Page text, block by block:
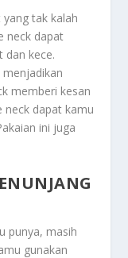
tak kalah
neck dapat
dan kece.
memberi kesan
neck dapat kamu
ini juga
punya, masih
gunakan